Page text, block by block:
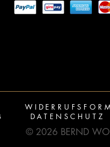
DATENSCHUTZ
© 2026 BERND